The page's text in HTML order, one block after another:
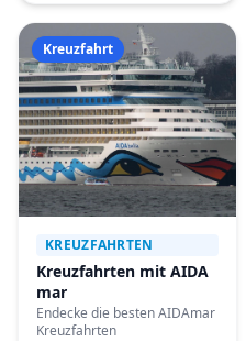
Kreuzfahrt
KREUZFAHRTEN
Kreuzfahrten mit AIDA
mar
Endecke die besten AIDAmar
Kreuzfahrten